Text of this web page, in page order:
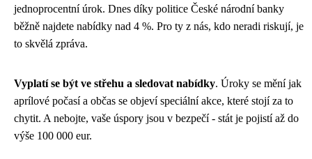
jednoprocentní úrok. Dnes díky politice České národní banky
běžně najdete nabídky nad 4 %. Pro ty z nás, kdo neradi riskují, je
to skvělá zpráva.
Vyplatí se být ve střehu a sledovat nabídky. Úroky se mění jak
aprílové počasí a občas se objeví speciální akce, které stojí za to
chytit. A nebojte, vaše úspory jsou v bezpečí - stát je pojistí až do
výše 100 000 eur.